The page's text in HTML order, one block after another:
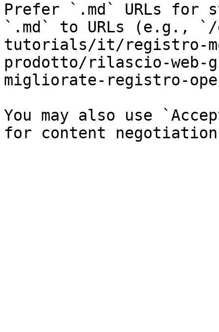
Prefer `.md` URLs for
`.md` to URLs (e.g., `/
tutorials/it/registro-
prodotto/rilascio-web-
migliorate-registro-
You may also use